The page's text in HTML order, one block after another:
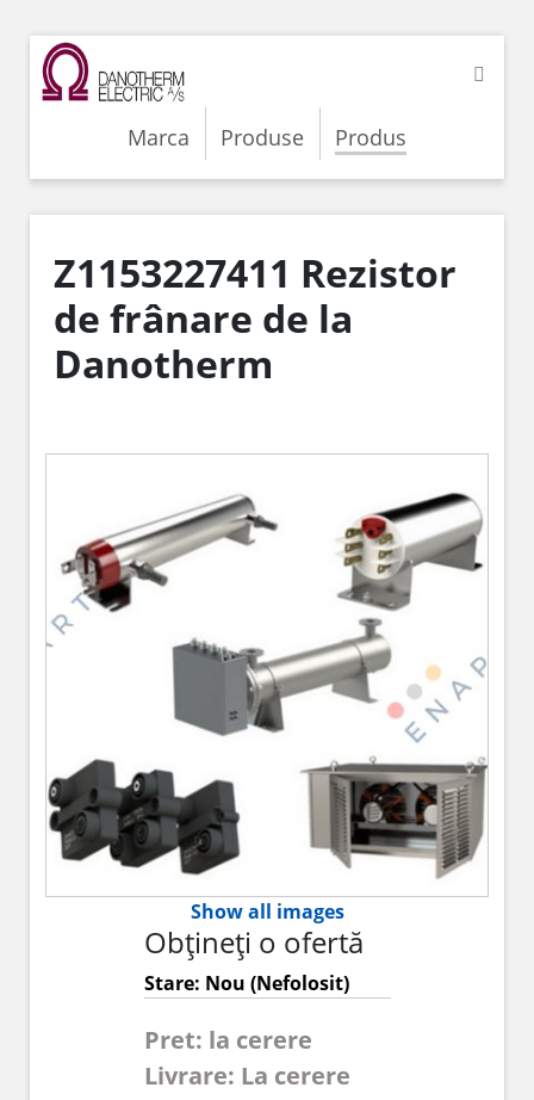
Marca Produse Produs
Z1153227411 Rezistor
de frânare de la
Danotherm
Show all images
Obțineți o ofertă
Stare: Nou (Nefolosit)
Pret: la cerere
Livrare: La cerere